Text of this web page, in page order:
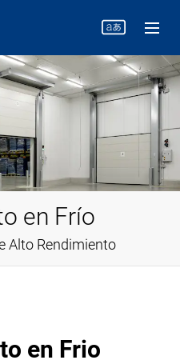
en Frío
Alto Rendimiento
en Frio